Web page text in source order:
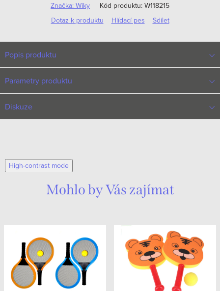
Značka: Wiky Kód produktu: W118215
Dotaz k produktu
Hlídací pes Sdílet
Popis produktu
Parametry produktu
Diskuze
High-contrast mode
Mohlo by Vás zajímat